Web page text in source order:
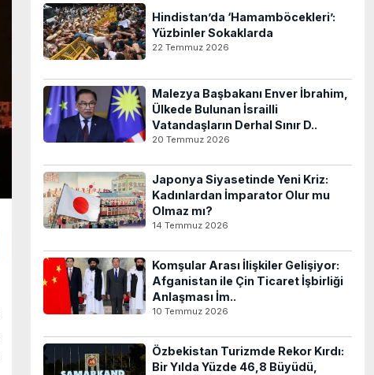
Hindistan’da ‘Hamamböcekleri’:
Yüzbinler Sokaklarda
22 Temmuz 2026
Malezya Başbakanı Enver İbrahim,
Ülkede Bulunan İsrailli
Vatandaşların Derhal Sınır D..
20 Temmuz 2026
Japonya Siyasetinde Yeni Kriz:
Kadınlardan İmparator Olur mu
Olmaz mı?
14 Temmuz 2026
Komşular Arası İlişkiler Gelişiyor:
Afganistan ile Çin Ticaret İşbirliği
Anlaşması İm..
10 Temmuz 2026
Özbekistan Turizmde Rekor Kırdı:
Bir Yılda Yüzde 46,8 Büyüdü,